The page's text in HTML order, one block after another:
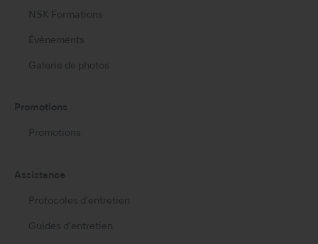
NSK Formations
Évènements
Galerie de photos
Promotions
Promotions
Assistance
Protocoles d'entretien
Guides d'entretien